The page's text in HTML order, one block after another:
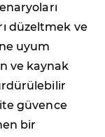
düzeltmek ve
uyum
ve kaynak
güvence
bir